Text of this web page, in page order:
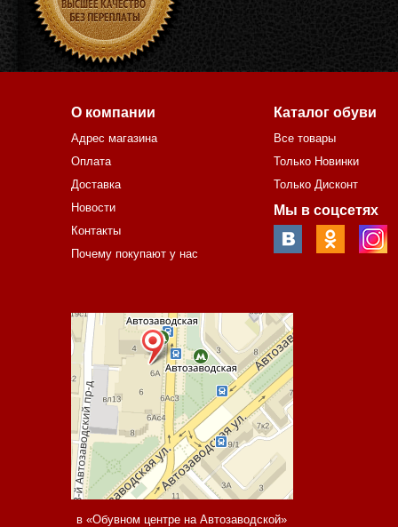
О компании
Адрес магазина
Оплата
Доставка
Новости
Контакты
Почему покупают у нас
Каталог обуви
Все товары
Только Новинки
Только Дисконт
Мы в соцсетях
в «Обувном центре на Автозаводской»